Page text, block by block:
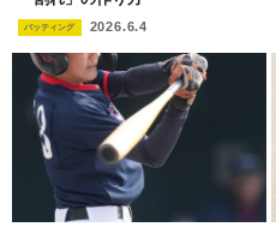
バッティング 2026.6.4